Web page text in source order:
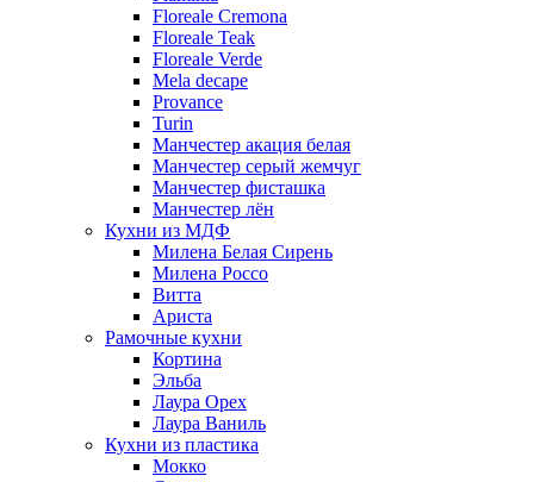
Floreale Cremona
Floreale Teak
Floreale Verde
Mela decape
Provance
Turin
Манчестер акация белая
Манчестер серый жемчуг
Манчестер фисташка
Манчестер лён
Кухни из МДФ
Милена Белая Сирень
Милена Россо
Витта
Ариста
Рамочные кухни
Кортина
Эльба
Лаура Орех
Лаура Ваниль
Кухни из пластика
Мокко